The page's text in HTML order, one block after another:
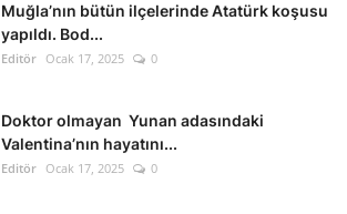
Muğla’nın bütün ilçelerinde Atatürk koşusu
yapıldı. Bod...
Editör Ocak 17, 2025 0
Doktor olmayan Yunan adasındaki
Valentina’nın hayatını...
Editör Ocak 17, 2025 0